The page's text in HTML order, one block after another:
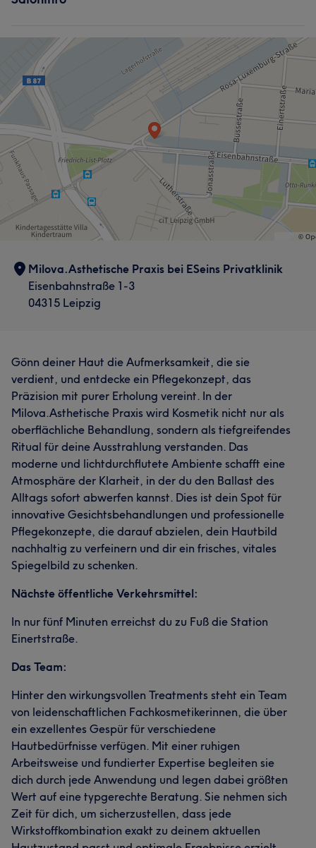
Milova.Asthetische Praxis bei ESeins Privatklinik
Eisenbahnstraße 1-3
04315 Leipzig
Gönn deiner Haut die Aufmerksamkeit, die sie
verdient, und entdecke ein Pflegekonzept, das
Präzision mit purer Erholung vereint. In der
Milova.Asthetische Praxis wird Kosmetik nicht nur als
oberflächliche Behandlung, sondern als tiefgreifendes
Ritual für deine Ausstrahlung verstanden. Das
moderne und lichtdurchflutete Ambiente schafft eine
Atmosphäre der Klarheit, in der du den Ballast des
Alltags sofort abwerfen kannst. Dies ist dein Spot für
innovative Gesichtsbehandlungen und professionelle
Pflegekonzepte, die darauf abzielen, dein Hautbild
nachhaltig zu verfeinern und dir ein frisches, vitales
Spiegelbild zu schenken.
Nächste öffentliche Verkehrsmittel:
In nur fünf Minuten erreichst du zu Fuß die Station
Einertstraße.
Das Team:
Hinter den wirkungsvollen Treatments steht ein Team
von leidenschaftlichen Fachkosmetikerinnen, die über
ein exzellentes Gespür für verschiedene
Hautbedürfnisse verfügen. Mit einer ruhigen
Arbeitsweise und fundierter Expertise begleiten sie
dich durch jede Anwendung und legen dabei größten
Wert auf eine typgerechte Beratung. Sie nehmen sich
Zeit für dich, um sicherzustellen, dass jede
Wirkstoffkombination exakt zu deinem aktuellen